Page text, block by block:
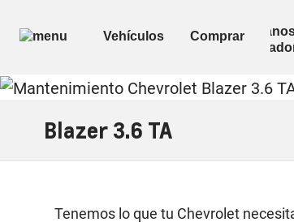
Blazer 3.6 TA
Tenemos lo que tu Chevrolet